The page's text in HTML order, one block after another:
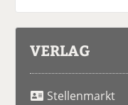
VERLAG
Stellenmarkt